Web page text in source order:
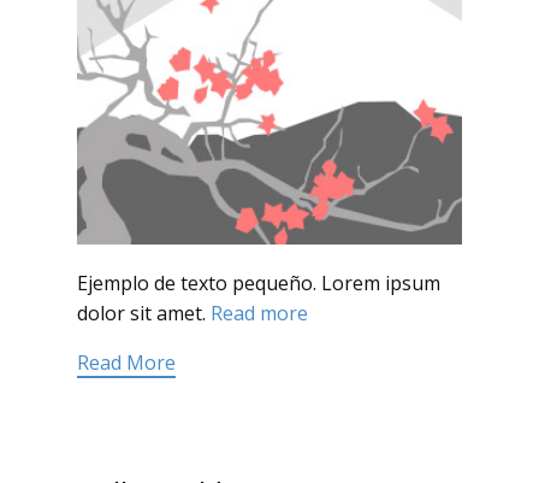
Ejemplo de texto pequeño. Lorem ipsum
dolor sit amet. Read more
Read More